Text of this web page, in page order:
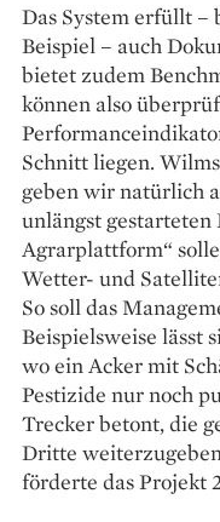
Das System erfüllt –
Beispiel – auch
bietet zudem
können also
Schnitt liegen.
geben wir natürlich
unlängst gestarteten
Agrarplattform“
Wetter- und
So soll das
Beispielsweise lässt
wo ein Acker mit
Pestizide nur noch
Trecker betont, die
Dritte
förderte das Projekt